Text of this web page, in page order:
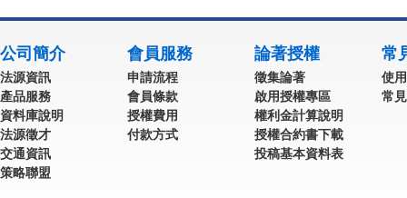
公司簡介
法源資訊
產品服務
資料庫說明
法源徵才
交通資訊
策略聯盟
會員服務
申請流程
會員條款
授權費用
付款方式
論著授權
徵集論著
啟用授權專區
權利金計算說明
授權合約書下載
投稿基本資料表
常
使
常